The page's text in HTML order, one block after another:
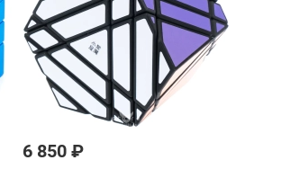
6 850 ₽